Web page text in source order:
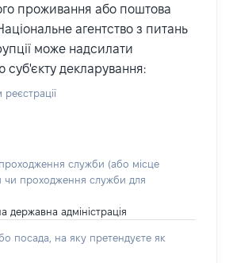
проживання або поштова
агентство з питань
може надсилати
суб'єкту декларування:
реєстрації
служби (або місце
чи проходження служби для
державна адміністрація
посада, на яку претендуєте як